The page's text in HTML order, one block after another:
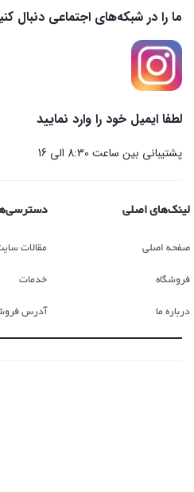
ما را در شبکه‌های اجتماعی دنبال
لطفا ایمیل خود را وارد نمایید
پشتیبانی بین ساعت 8:30 الی 16
لینک‌های اصلی
صفحه اصلی
فروشگاه
درباره ما
مقالات
خدمات
آدرس